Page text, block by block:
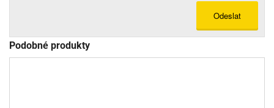
Odeslat
Podobné produkty